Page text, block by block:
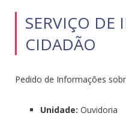
SERVIÇO DE
CIDADÃO
Pedido de Informações
Unidade: Ouvidoria